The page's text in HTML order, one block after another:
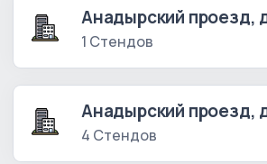
Анадырский проезд,
1 Стендов
Анадырский проезд,
4 Стендов